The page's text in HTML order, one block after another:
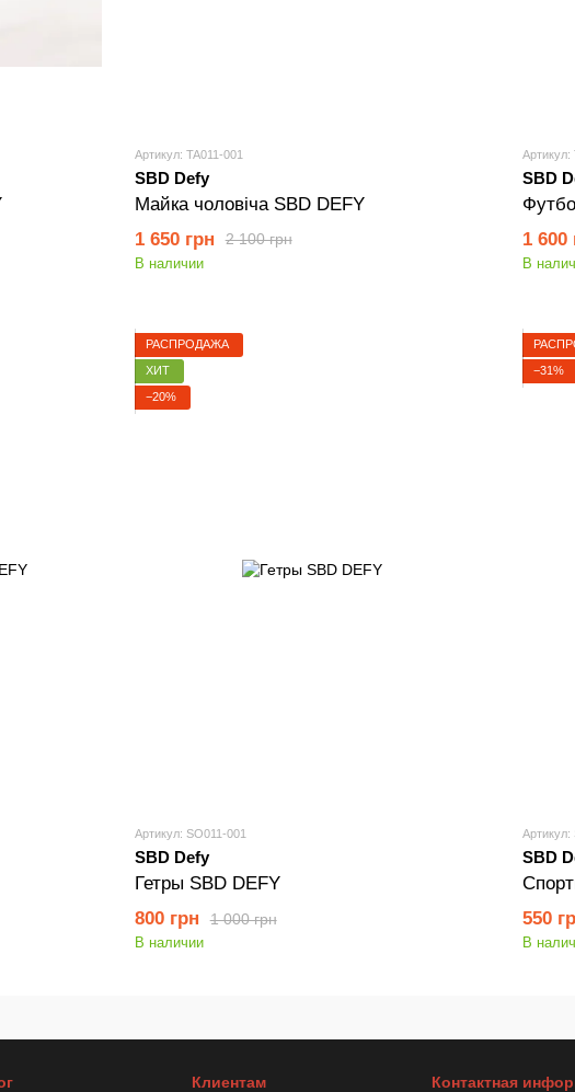
Артикул: TA011-001
SBD Defy
Майка чоловіча SBD DEFY
2 100 грн
1 650 грн
В наличии
Артикул:
SBD
1 600
В
РАСПРОДАЖА
ХИТ
−20%
Артикул: SO011-001
SBD Defy
Гетры SBD DEFY
1 000 грн
800 грн
В наличии
−31%
Артикул:
SBD
550
В
Клиентам Контактная